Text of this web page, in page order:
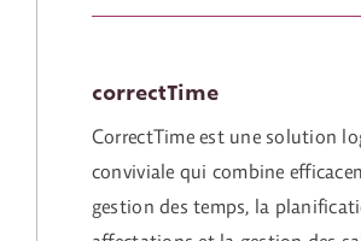
correctTime
CorrectTime est une solution
conviviale qui combine
gestion des temps, la